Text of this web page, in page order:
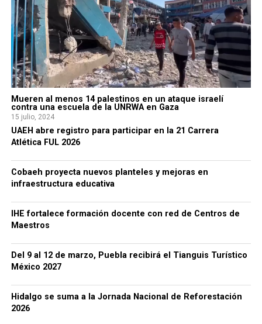
Mueren al menos 14 palestinos en un ataque israelí
contra una escuela de la UNRWA en Gaza
15 julio, 2024
UAEH abre registro para participar en la 21 Carrera
Atlética FUL 2026
Cobaeh proyecta nuevos planteles y mejoras en
infraestructura educativa
IHE fortalece formación docente con red de Centros de
Maestros
Del 9 al 12 de marzo, Puebla recibirá el Tianguis Turístico
México 2027
Hidalgo se suma a la Jornada Nacional de Reforestación
2026